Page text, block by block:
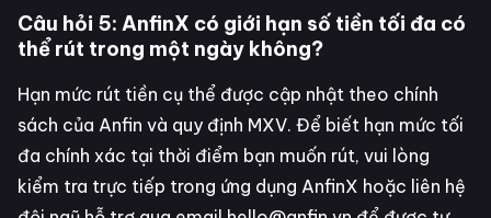
Câu hỏi 5: AnfinX có giới hạn số tiền tối đa có
thể rút trong một ngày không?
Hạn mức rút tiền cụ thể được cập nhật theo chính
sách của Anfin và quy định MXV. Để biết hạn mức tối
đa chính xác tại thời điểm bạn muốn rút, vui lòng
kiểm tra trực tiếp trong ứng dụng AnfinX hoặc liên hệ